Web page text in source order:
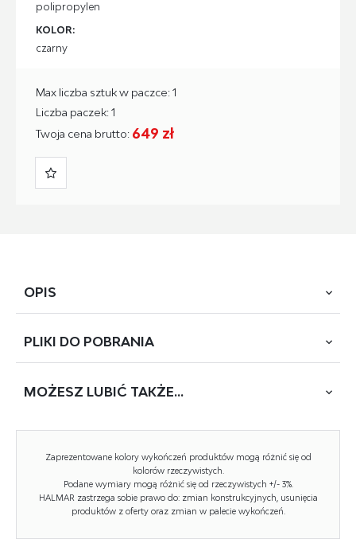
polipropylen
KOLOR:
czarny
Twoja cena brutto: 649 zł
Max liczba sztuk w paczce: 1
Liczba paczek: 1
OPIS
wymiary: 65/72/112-118/53-59 cm, mechinizm TILT, eco
Styl wykonania: nowoczesny
Kółka: kółka kauczukowe
PLIKI DO POBRANIA
HARBOR (BS-7509-2)
Zaprezentowane kolory wykończeń produktów mogą różnić się od
kolorów rzeczywistych.
Podane wymiary mogą różnić się od rzeczywistych +/- 3%.
HALMAR zastrzega sobie prawo do: zmian konstrukcyjnych, usunięcia
produktów z oferty oraz zmian w palecie wykończeń.
MOŻESZ LUBIĆ TAKŻE...